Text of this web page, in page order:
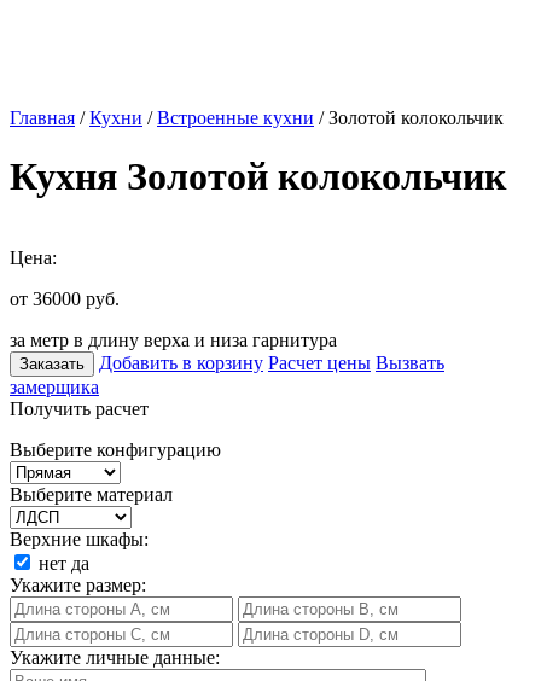
Главная /Кухни /Встроенные кухни / Золотой колокольчик
Кухня Золотой колокольчик
Цена:
от 36000 руб.
за метр в длину верха и низа гарнитура
Заказать Добавить в корзину Расчет цены Вызвать
замерщика
Получить расчет
Выберите конфигурацию
Выберите материал
Верхние шкафы:
нет да
Укажите размер:
Укажите личные данные: